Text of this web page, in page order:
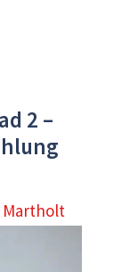
2 –
Martholt